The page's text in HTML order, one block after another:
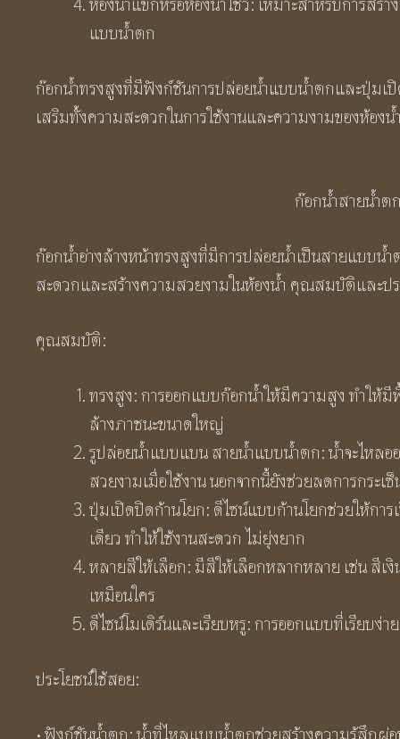
แบบน้ำตก
ก๊อกน้ำทรงสูงที่มีฟังก์ชันการปล่อยน้ำแบบน้ำตกและปุ่มเ
เสริมทั้งความสะดวกในการใช้งานและความงามของห้อง
ก๊อกน้ำสายน้ำต
ก๊อกน้ำอ่างล้างหน้าทรงสูงที่มีการปล่อยน้ำเป็นสายแบบน้
สะดวกและสร้างความสวยงามในห้องน้ำ คุณสมบัติและป
คุณสมบัติ:
ทรงสูง: การออกแบบก๊อกน้ำให้มีความสูง ทำให้มี
ล้างภาชนะขนาดใหญ่
รูปล่อยน้ำแบบแบน สายน้ำแบบน้ำตก: น้ำจะไหล
สวยงามเมื่อใช้งาน นอกจากนี้ยังช่วยลดการกระเซ็
ปุ่มเปิดปิดก้านโยก: ดีไซน์แบบก้านโยกช่วยให้กา
เดียว ทำให้ใช้งานสะดวก ไม่ยุ่งยาก
หลายสีให้เลือก: มีสีให้เลือกหลากหลาย เช่น สีเ
เหมือนใคร
ดีไซน์โมเดิร์นและเรียบหรู: การออกแบบที่เรียบ
ประโยชน์ใช้สอย: